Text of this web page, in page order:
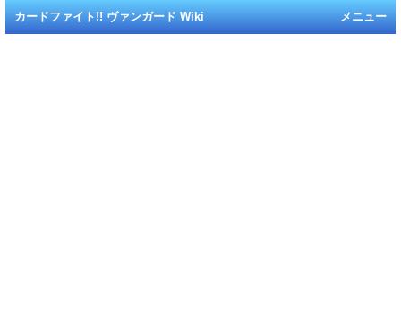
メニュー
カードファイト!! ヴァンガード Wiki